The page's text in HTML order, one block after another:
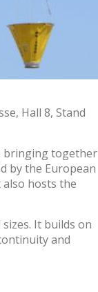
Hall 8, Stand
bringing together
by the European
also hosts the
It builds on
and